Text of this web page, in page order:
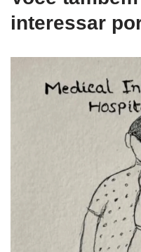
interessar